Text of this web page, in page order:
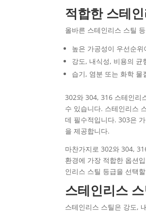
적합한 스테
올바른 스테인리스 스틸
높은 가공성이 우선순
강도, 내식성, 비용의 균
습기, 염분 또는 화학 물
302와 304, 316 스테인리
수 있습니다. 스테인리스
데 필수적입니다. 303은
을 제공합니다.
마찬가지로 302와 304,
환경에 가장 적합한 옵션
인리스 스틸 등급을 선택
스테인리스
스테인리스 스틸은 강도,